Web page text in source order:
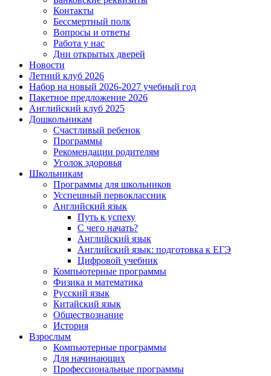
Контакты
Бессмертный полк
Вопросы и ответы
Работа у нас
Дни открытых дверей
Новости
Летний клуб 2026
Набор на новый 2026-2027 учебный год
Пакетное предложение 2026
Английский клуб 2025
Дошкольникам
Счастливый ребенок
Программы
Рекомендации родителям
Уголок здоровья
Школьникам
Программы для школьников
Усспешный первоклассник
Английский язык
Путь к успеху
С чего начать?
Английский язык
Английский язык: подготовка к ЕГЭ
Цифровой учебник
Компьютерные программы
Физика и математика
Русский язык
Китайский язык
Обществознание
История
Взрослым
Компьютерные программы
Для начинающих
Профессиональные программы